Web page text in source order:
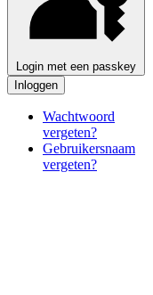
Login met een passkey
Inloggen
Wachtwoord
vergeten?
Gebruikersnaam
vergeten?